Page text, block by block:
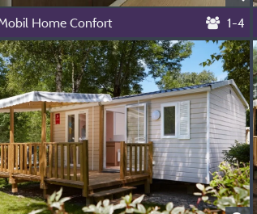
Home Confort 1-4